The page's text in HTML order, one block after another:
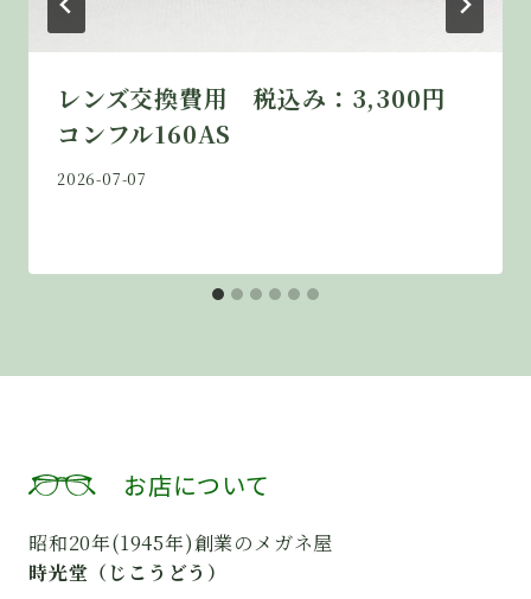
レンズ交換費用 税込み：3,300円
コンフル160AS
By
2026-07-07
お店について
昭和20年(1945年)創業のメガネ屋
時光堂（じこうどう）